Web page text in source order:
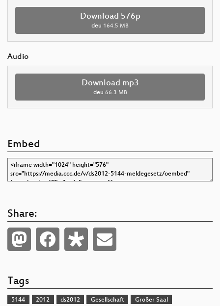
Download 576p
deu 164.5 MB
Audio
Download mp3
deu 66.3 MB
Embed
Share:
Tags
5144 2012 ds2012 Gesellschaft Großer Saal